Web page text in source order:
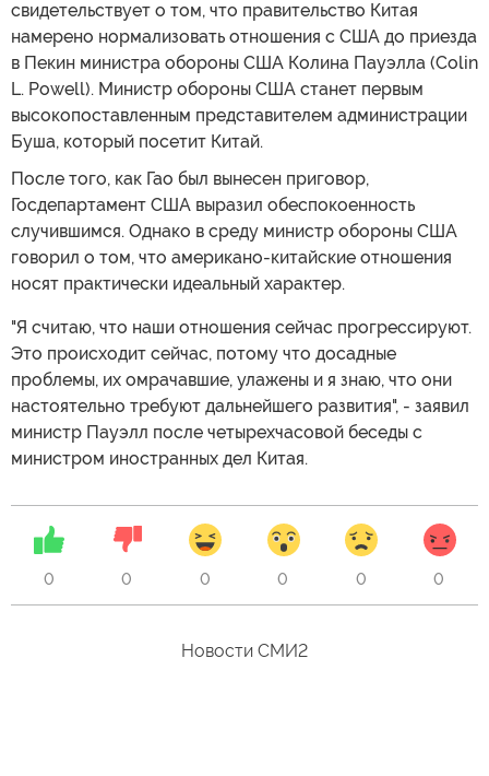
свидетельствует о том, что правительство Китая
намерено нормализовать отношения с США до приезда
в Пекин министра обороны США Колина Пауэлла (Colin
L. Powell). Министр обороны США станет первым
высокопоставленным представителем администрации
Буша, который посетит Китай.
После того, как Гао был вынесен приговор,
Госдепартамент США выразил обеспокоенность
случившимся. Однако в среду министр обороны США
говорил о том, что американо-китайские отношения
носят практически идеальный характер.
"Я считаю, что наши отношения сейчас прогрессируют.
Это происходит сейчас, потому что досадные
проблемы, их омрачавшие, улажены и я знаю, что они
настоятельно требуют дальнейшего развития", - заявил
министр Пауэлл после четырехчасовой беседы с
министром иностранных дел Китая.
0 0 0 0 0 0
Новости СМИ2